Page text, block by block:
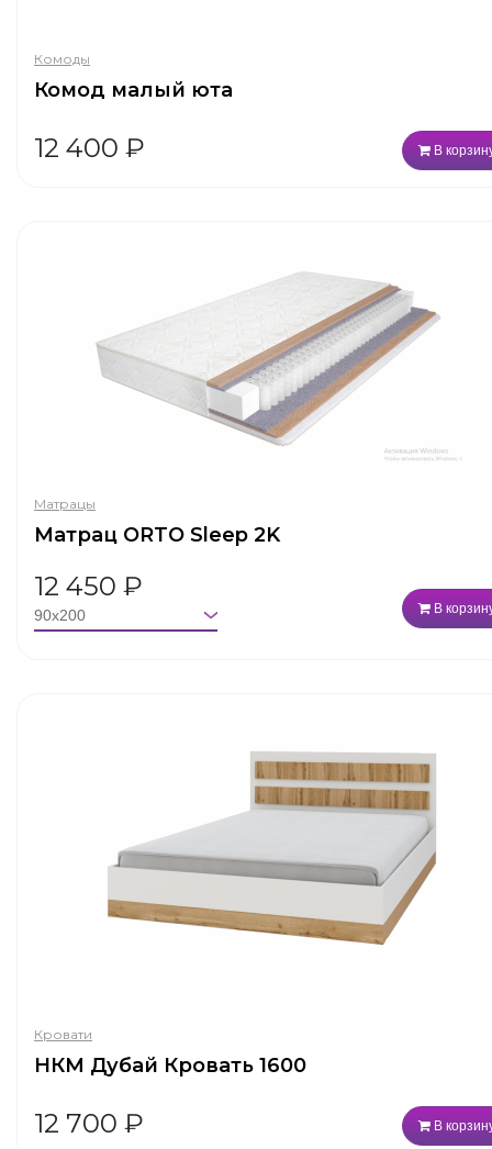
Комоды
Комод малый юта
12 400 ₽ В
Матрацы
Матрац ORTO Sleep 2K
12 450 ₽
В
Кровати
НКМ Дубай Кровать 1600
12 700 ₽ В